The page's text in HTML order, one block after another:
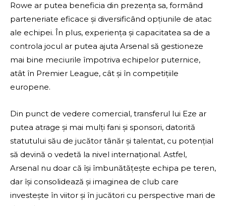
Rowe ar putea beneficia din prezența sa, formând
parteneriate eficace și diversificând opțiunile de atac
ale echipei. În plus, experiența și capacitatea sa de a
controla jocul ar putea ajuta Arsenal să gestioneze
mai bine meciurile împotriva echipelor puternice,
atât în Premier League, cât și în competițiile
europene.
Din punct de vedere comercial, transferul lui Eze ar
putea atrage și mai mulți fani și sponsori, datorită
statutului său de jucător tânăr și talentat, cu potențial
să devină o vedetă la nivel internațional. Astfel,
Arsenal nu doar că își îmbunătățește echipa pe teren,
dar își consolidează și imaginea de club care
investește în viitor și în jucători cu perspective mari de